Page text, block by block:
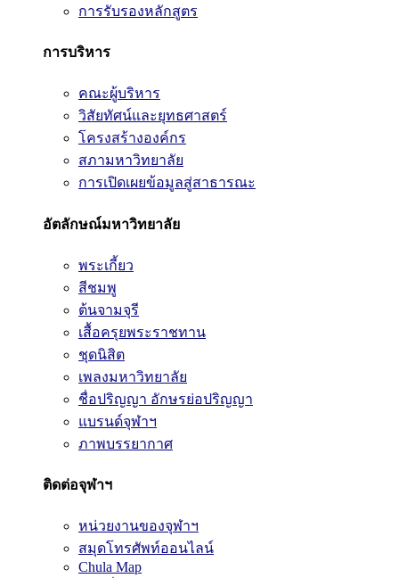
การรับรองหลักสูตร
การบริหาร
คณะผู้บริหาร
วิสัยทัศน์และยุทธศาสตร์
โครงสร้างองค์กร
สภามหาวิทยาลัย
การเปิดเผยข้อมูลสู่สาธารณะ
อัตลักษณ์มหาวิทยาลัย
พระเกี้ยว
สีชมพู
ต้นจามจุรี
เสื้อครุยพระราชทาน
ชุดนิสิต
เพลงมหาวิทยาลัย
ชื่อปริญญา อักษรย่อปริญญา
แบรนด์จุฬาฯ
ภาพบรรยากาศ
ติดต่อจุฬาฯ
หน่วยงานของจุฬาฯ
สมุดโทรศัพท์ออนไลน์
Chula Map